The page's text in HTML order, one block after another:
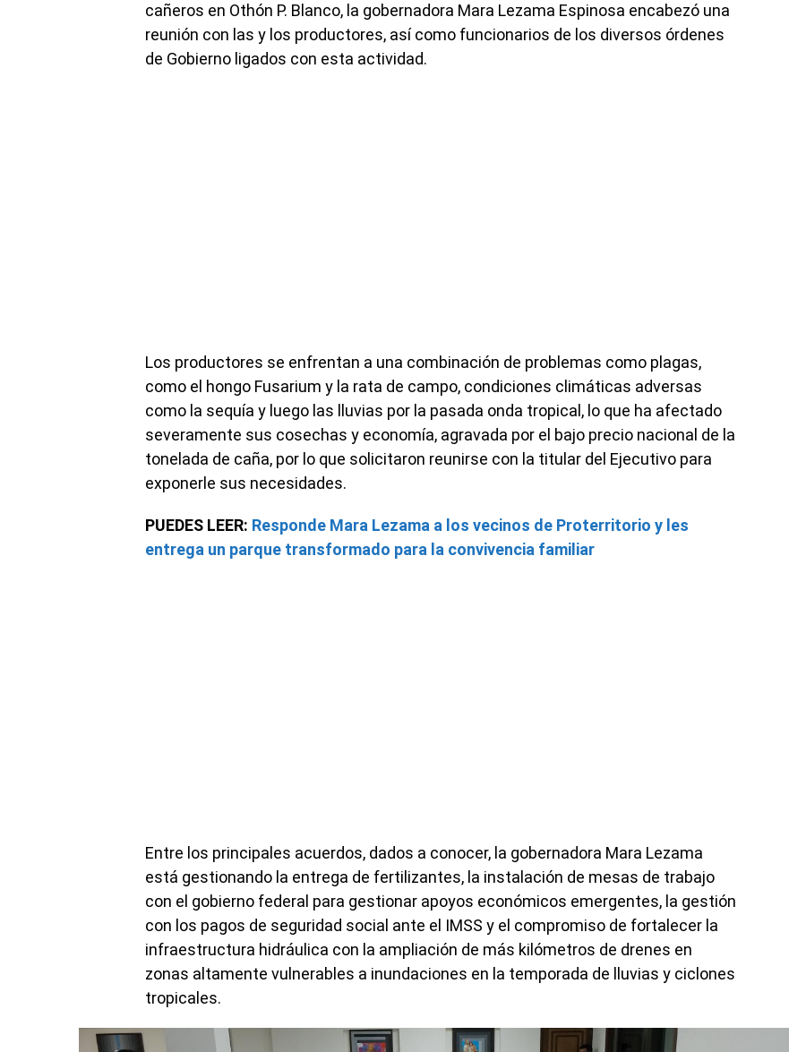
cañeros en Othón P. Blanco, la gobernadora Mara Lezama Espinosa encabezó una
reunión con las y los productores, así como funcionarios de los diversos órdenes
de Gobierno ligados con esta actividad.
Los productores se enfrentan a una combinación de problemas como plagas,
como el hongo Fusarium y la rata de campo, condiciones climáticas adversas
como la sequía y luego las lluvias por la pasada onda tropical, lo que ha afectado
severamente sus cosechas y economía, agravada por el bajo precio nacional de la
tonelada de caña, por lo que solicitaron reunirse con la titular del Ejecutivo para
exponerle sus necesidades.
PUEDES LEER: Responde Mara Lezama a los vecinos de Proterritorio y les
entrega un parque transformado para la convivencia familiar
Entre los principales acuerdos, dados a conocer, la gobernadora Mara Lezama
está gestionando la entrega de fertilizantes, la instalación de mesas de trabajo
con el gobierno federal para gestionar apoyos económicos emergentes, la gestión
con los pagos de seguridad social ante el IMSS y el compromiso de fortalecer la
infraestructura hidráulica con la ampliación de más kilómetros de drenes en
zonas altamente vulnerables a inundaciones en la temporada de lluvias y ciclones
tropicales.